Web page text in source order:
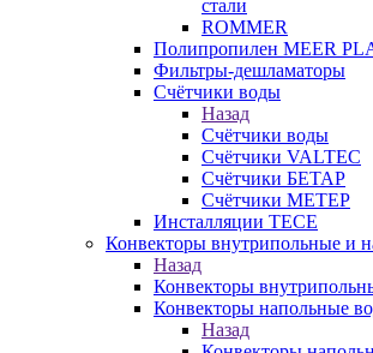
стали
ROMMER
Полипропилен MEER
Фильтры-дешламаторы
Счётчики воды
Назад
Счётчики воды
Счётчики VALTEC
Счётчики БЕТАР
Счётчики МЕТЕР
Инсталляции TECE
Конвекторы внутрипольные и
Назад
Конвекторы
Конвекторы напольные
Назад